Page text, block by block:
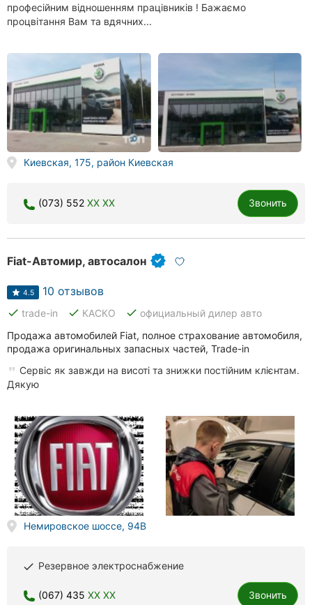
професійним відношенням працівників ! Бажаємо
процвітання Вам та вдячних...
Киевская, 175, район Киевская
(073) 552 XX XX Звонить
Fiat-Автомир, автосалон
4.5 10 отзывов
done trade-in done КАСКО done официальный дилер авто
Продажа автомобилей Fiat, полное страхование автомобиля,
продажа оригинальных запасных частей, Trade-in
Сервіс як завжди на висоті та знижки постійним клієнтам.
Дякую
Немировское шоссе, 94В
done Резервное электроснабжение
(067) 435 XX XX Звонить